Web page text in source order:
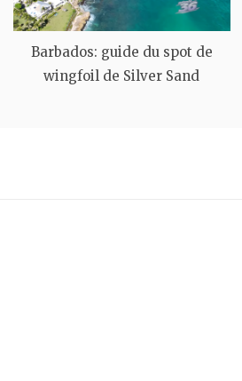
Barbados: guide du spot de
wingfoil de Silver Sand